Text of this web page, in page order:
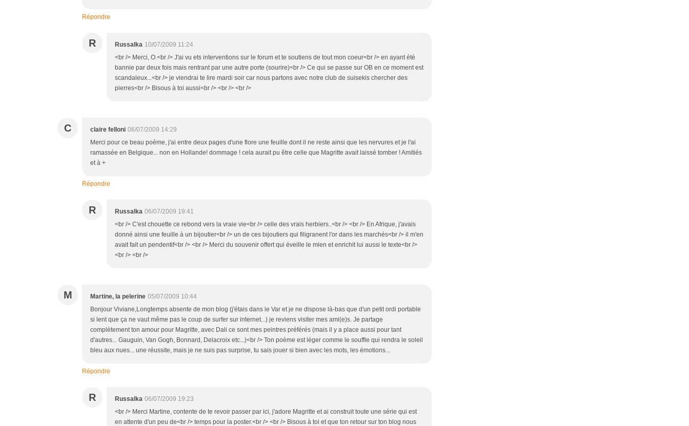
Répondre
R Russalka 10/07/2009 11:24
<br /> Merci, O.<br /> J'ai vu ets interventions sur le forum et te soutiens de tout mon coeur<br /> en ayant été
bannie par deux fois mais rentrant par une autre porte (sourire)<br /> Ce qui se passe sur OB en ce moment est
scandaleux...<br /> je viendrai te lire mardi soir car nous partons avec notre club de suisekis chercher des
pierres<br /> Bisous à toi aussi<br /> <br /> <br />
C claire felloni 06/07/2009 14:29
Merci pour ce beau poème, j'ai entre deux pages d'une flore une feuille dont il ne reste ainsi que les nervures et je l'ai
ramassée en Belgique... non en Hollande! dommage ! cela aurait pu être celle que Magritte avait laissé tomber ! Amitiés
et à +
Répondre
R Russalka 06/07/2009 19:41
<br /> C'est chouette ce rebond vers la vraie vie<br /> celle des vrais herbiers..<br /> <br /> En Afrique, j'avais
donné ainsi une feuille à un bijoutier<br /> un de ces bijoutiers qui filigranent l'or dans les marchés<br /> il m'en
avait fait un pendentif<br /> <br /> Merci du souvenir offert qui éveille le mien et enrichit lui aussi le texte<br />
<br /> <br />
M Martine, la pelerine 05/07/2009 10:44
Bonjour Viviane,Longtemps absente de mon blog (j'étais dans le Var et je ne dispose là-bas que d'un petit ordi portable
si lent que ça ne vaut même pas le coup de surfer sur internet...) je reviens visiter mes ami(e)s. Je partage
complètement ton amour pour Magritte, avec Dali ce sont mes peintres préférés (mais il y a place aussi pour tant
d'autres... Gauguin, Van Gogh, Bonnard, Delacroix etc...)<br /> Ton poème est léger comme le souffle qui rendra le soleil
bleu aux nues... une réussite, mais je ne suis pas surprise, tu sais jouer si bien avec les mots, les émotions...
Répondre
R Russalka 06/07/2009 19:23
<br /> Merci Martine, contente de te revoir passer par ici, j'adore Magritte et ai construit toute une série qui est
en attente d'un peu de<br /> temps pour la poster.<br /> <br /> Bisous à toi et que ton retour sur ton blog nous